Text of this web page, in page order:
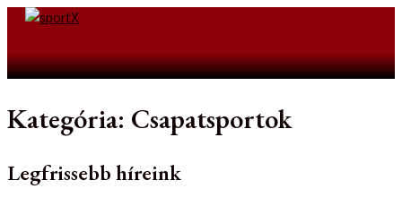
Skip
Kategória: Csapatsportok
Legfrissebb híreink